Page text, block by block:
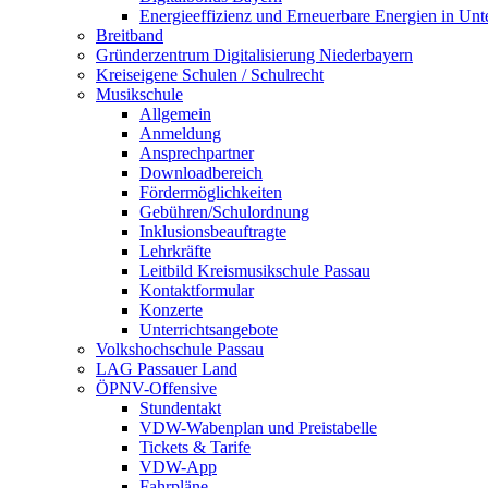
Energieeffizienz und Erneuerbare Energien in
Breitband
Gründerzentrum Digitalisierung Niederbayern
Kreiseigene Schulen / Schulrecht
Musikschule
Allgemein
Anmeldung
Ansprechpartner
Downloadbereich
Fördermöglichkeiten
Gebühren/Schulordnung
Inklusionsbeauftragte
Lehrkräfte
Leitbild Kreismusikschule Passau
Kontaktformular
Konzerte
Unterrichtsangebote
Volkshochschule Passau
LAG Passauer Land
ÖPNV-Offensive
Stundentakt
VDW-Wabenplan und Preistabelle
Tickets & Tarife
VDW-App